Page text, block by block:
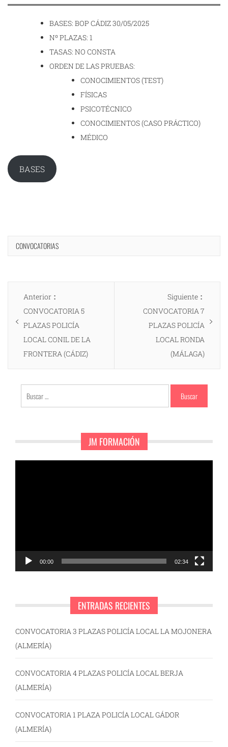
BASES: BOP CÁDIZ 30/05/2025
Nº PLAZAS: 1
TASAS: NO CONSTA
ORDEN DE LAS PRUEBAS:
CONOCIMIENTOS (TEST)
FÍSICAS
PSICOTÉCNICO
CONOCIMIENTOS (CASO PRÁCTICO)
MÉDICO
BASES
CONVOCATORIAS
Navegación
entradas
Anterior
anterior:
CONVOCATORIA 5
PLAZAS POLICÍA
LOCAL CONIL DE LA
FRONTERA (CÁDIZ)
Siguiente
CONVOCATORIA 7
PLAZAS POLICÍA
LOCAL RONDA
(MÁLAGA)
Buscar:
JM FORMACIÓN
00:00 02:34
ENTRADAS RECIENTES
CONVOCATORIA 3 PLAZAS POLICÍA LOCAL LA MOJONERA
(ALMERÍA)
CONVOCATORIA 4 PLAZAS POLICÍA LOCAL BERJA
(ALMERÍA)
CONVOCATORIA 1 PLAZA POLICÍA LOCAL GÁDOR
(ALMERÍA)